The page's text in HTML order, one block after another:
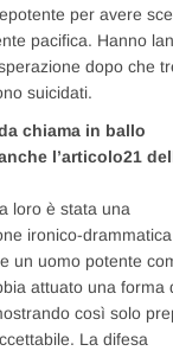
per avere
pacifica. Hanno
dopo che
suicidati.
chiama in ballo
l’articolo21
loro è stata una
ironico-
un uomo potente
attuato una forma
così solo
La difesa